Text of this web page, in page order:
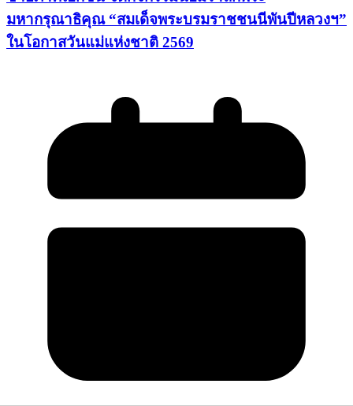
มหากรุณาธิคุณ “สมเด็จพระบรมราชชนนีพันปีหลวงฯ”
ในโอกาสวันแม่แห่งชาติ 2569